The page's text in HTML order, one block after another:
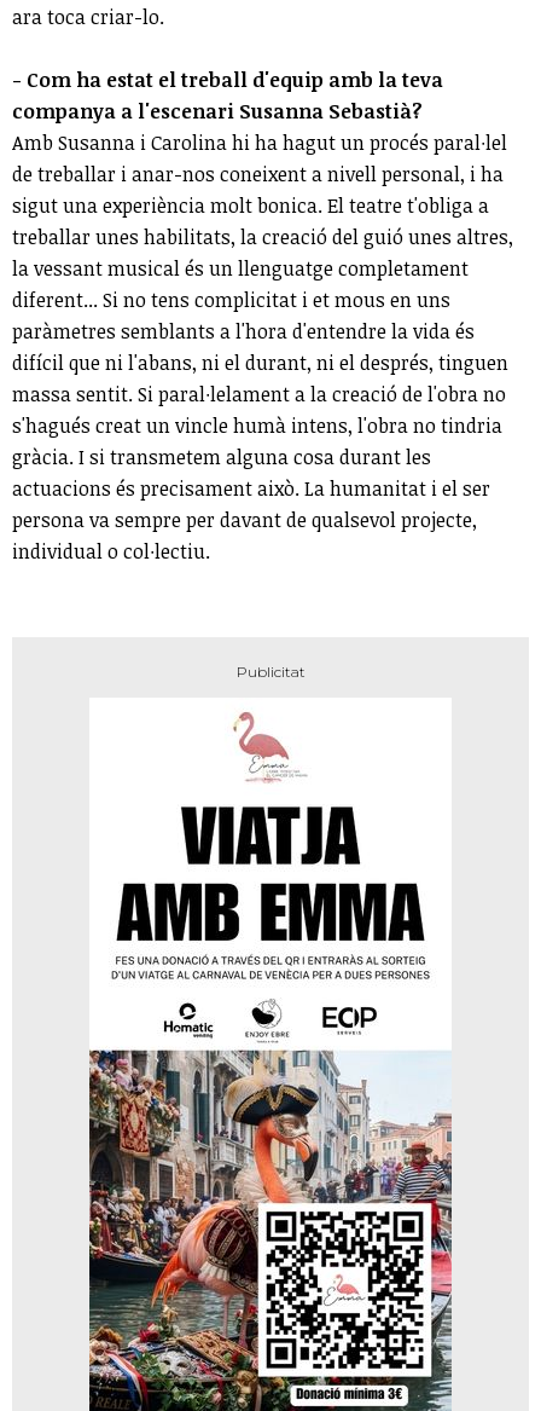
ara toca criar-lo.
- Com ha estat el treball d'equip amb la teva
companya a l'escenari Susanna Sebastià?
Amb Susanna i Carolina hi ha hagut un procés paral∙lel
de treballar i anar-nos coneixent a nivell personal, i ha
sigut una experiència molt bonica. El teatre t'obliga a
treballar unes habilitats, la creació del guió unes altres,
la vessant musical és un llenguatge completament
diferent... Si no tens complicitat i et mous en uns
paràmetres semblants a l'hora d'entendre la vida és
difícil que ni l'abans, ni el durant, ni el després, tinguen
massa sentit. Si paral∙lelament a la creació de l'obra no
s'hagués creat un vincle humà intens, l'obra no tindria
gràcia. I si transmetem alguna cosa durant les
actuacions és precisament això. La humanitat i el ser
persona va sempre per davant de qualsevol projecte,
individual o col∙lectiu.